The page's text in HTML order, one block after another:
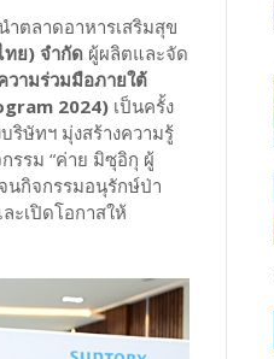
ำตลาดอาหารเสริมสุข
ทย) จำกัด ผู้ผลิตและจัด
วามร่วมมือภายใต้
2024) เป็นครั้ง
ริษัทฯ มุ่งสร้างความรู้
รรม “ค่าย มิซุอิกุ ผู้
นกิจกรรมอนุรักษ์ป่า
ะเปิดโอกาสให้